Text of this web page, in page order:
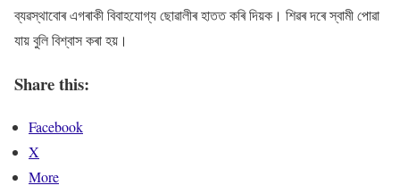
ব্যৱস্থাবোৰ এগৰাকী বিবাহযোগ্য ছোৱালীৰ হাতত কৰি দিয়ক। শিৱৰ দৰে স্বামী পোৱা
যায় বুলি বিশ্বাস কৰা হয়।
Share this:
Facebook
X
More